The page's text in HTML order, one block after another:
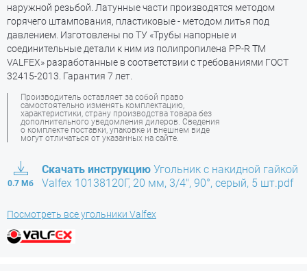
наружной резьбой. Латунные части производятся методом
горячего штампования, пластиковые - методом литья под
давлением. Изготовлены по ТУ «Трубы напорные и
соединительные детали к ним из полипропилена PP-R ТМ
VALFEX» разработанные в соответствии с требованиями ГОСТ
32415-2013. Гарантия 7 лет.
Производитель оставляет за собой право
самостоятельно изменять комплектацию,
характеристики, страну производства товара без
дополнительного уведомления дилеров. Сведения
о комплекте поставки, упаковке и внешнем виде
могут отличаться от указанных на сайте.
0.7 Мб
Скачать инструкцию Угольник с накидной гайкой
Valfex 10138120Г, 20 мм, 3/4", 90°, серый, 5 шт.pdf
Посмотреть все угольники Valfex